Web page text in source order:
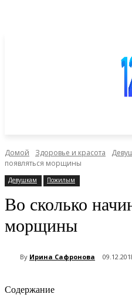
Домой Здоровье и красота
появляться морщины
Девушкам Пожилым
Во сколько
морщины
By Ирина Сафронова
Содержание